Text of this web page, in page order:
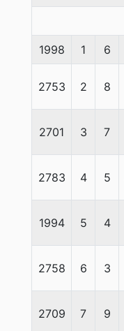
1998 1 6
2753 2 8
2701 3 7
2783 4 5
1994 5 4
2758 6 3
2709 7 9